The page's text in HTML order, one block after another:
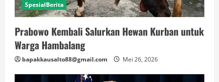
SpesialBerita
Prabowo Kembali Salurkan Hewan Kurban untuk
Warga Hambalang
bapakkausalto88@gmail.com Mei 26, 2026